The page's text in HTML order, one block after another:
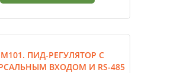
ПИД-РЕГУЛЯТОР С
ВХОДОМ И RS-485